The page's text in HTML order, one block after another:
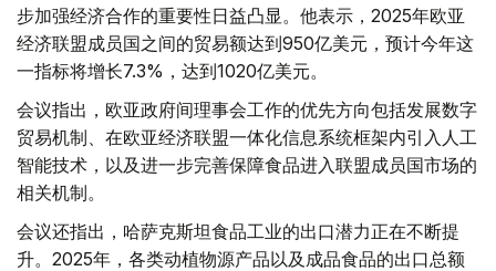
步加强经济合作的重要性日益凸显。他表示，2025年欧亚
经济联盟成员国之间的贸易额达到950亿美元，预计今年这
一指标将增长7.3%，达到1020亿美元。
会议指出，欧亚政府间理事会工作的优先方向包括发展数字
贸易机制、在欧亚经济联盟一体化信息系统框架内引入人工
智能技术，以及进一步完善保障食品进入联盟成员国市场的
相关机制。
会议还指出，哈萨克斯坦食品工业的出口潜力正在不断提
升。2025年，各类动植物源产品以及成品食品的出口总额